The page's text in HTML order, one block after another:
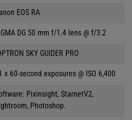
EOS RA
DG 50 mm f/1.4 lens @ f/3.2
SKY GUIDER PRO
x 60-second exposures @ ISO 6,400
Pixinsight, StarnetV2,
Photoshop.